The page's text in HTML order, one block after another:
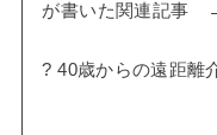
が書いた関連記
? 40歳からの遠距離